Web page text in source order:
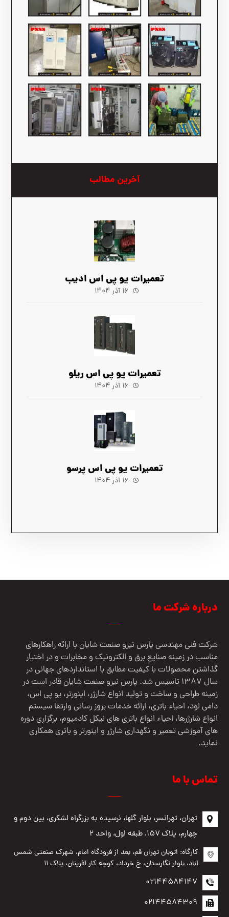
آخرین مطالب
تعمیرات یو پی اس ادیب
۱۶ آذر ۱۴۰۴
تعمیرات یو پی اس ریلو
۱۶ آذر ۱۴۰۴
تعمیرات یو پی اس پرسو
۱۶ آذر ۱۴۰۴
درباره شرکت ما
شرکت فنی مهندسي پارس نيرو صنعت شایان با ارائه راهکارهای
مناسب در زمینه صنایع برق و الکترونیک و مخابرات و در اختیار
گذاشتن محصولات با کیفیت مطابق با استانداردهای جهانی در
سال 1387 تاسیس شد. پارس نیرو صنعت شایان قادر است در
زمینه طراحی و ساخت و تولید انواع شارژر، اینورتر، یو پی اس،
دامی لود، احیاء باتری، ارائه خدمات بروز رسانی وارتقا سیستم
انواع شارژرها، احیاء انواع باتری های نیکل کادمیوم، برگزاری دوره
های آموزشی تعمیر و نگهداری شارژر و اینورتر و باتری همکاری
نماید.
تماس با ما
تهران، تهرانسر، بلوار گلها، نرسیده به بزرگراه لشکری، بین دوم و
چهارم، پلاک ۱۵۷، طبقه اول، واحد ۲
کارگاه: اتوبان تهران قم، بعد از فرودگاه امام، شهرک صنعتی شمس
آباد، بلوار نگارستان، خ خرداد، کوچه کار آفرینان، پلاک ۱۱
02144584147
02144584309